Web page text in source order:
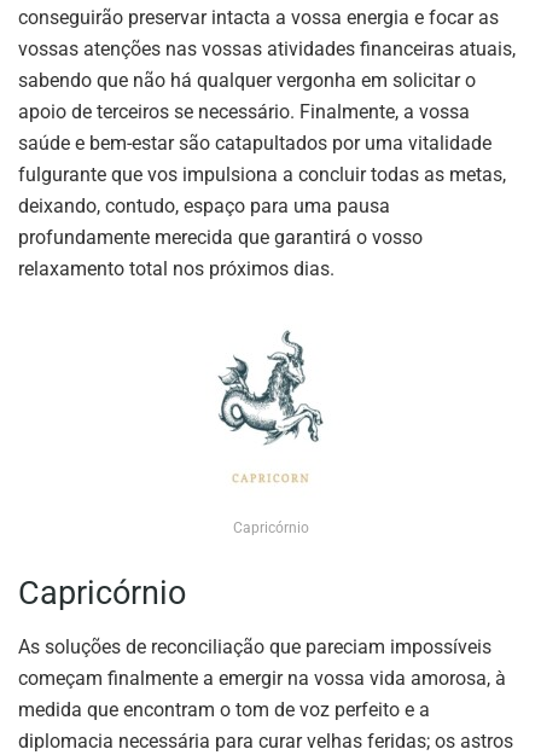
conseguirão preservar intacta a vossa energia e focar as
vossas atenções nas vossas atividades financeiras atuais,
sabendo que não há qualquer vergonha em solicitar o
apoio de terceiros se necessário. Finalmente, a vossa
saúde e bem-estar são catapultados por uma vitalidade
fulgurante que vos impulsiona a concluir todas as metas,
deixando, contudo, espaço para uma pausa
profundamente merecida que garantirá o vosso
relaxamento total nos próximos dias.
Capricórnio
Capricórnio
As soluções de reconciliação que pareciam impossíveis
começam finalmente a emergir na vossa vida amorosa, à
medida que encontram o tom de voz perfeito e a
diplomacia necessária para curar velhas feridas; os astros